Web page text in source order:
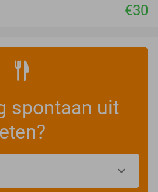
€30
spontaan uit
eten?